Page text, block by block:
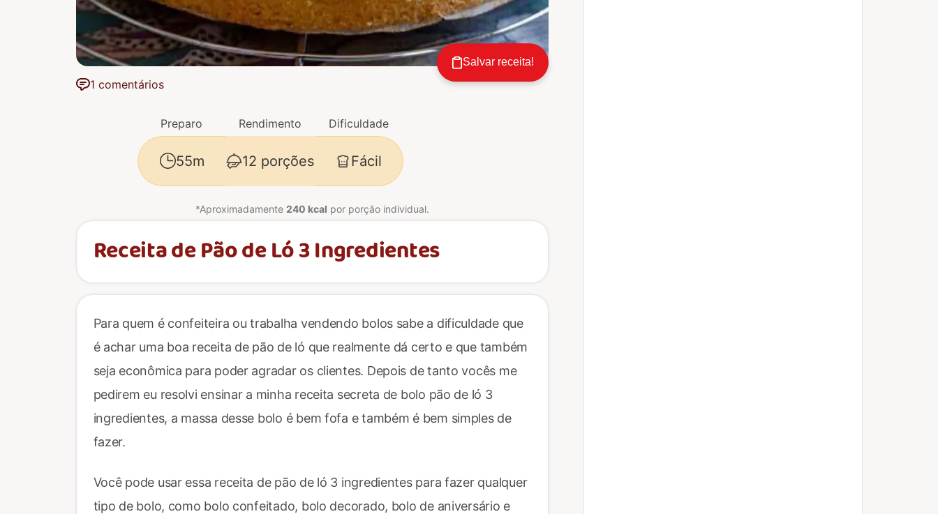
1 comentários
Salvar receita!
Preparo Rendimento Dificuldade
55m 12 porções Fácil
*Aproximadamente 240 kcal por porção individual.
Receita de Pão de Ló 3 Ingredientes
Para quem é confeiteira ou trabalha vendendo bolos sabe a dificuldade que
é achar uma boa receita de pão de ló que realmente dá certo e que também
seja econômica para poder agradar os clientes. Depois de tanto vocês me
pedirem eu resolvi ensinar a minha receita secreta de bolo pão de ló 3
ingredientes, a massa desse bolo é bem fofa e também é bem simples de
fazer.
Você pode usar essa receita de pão de ló 3 ingredientes para fazer qualquer
tipo de bolo, como bolo confeitado, bolo decorado, bolo de aniversário e